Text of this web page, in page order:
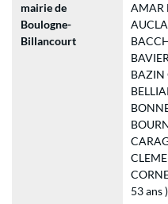
mairie de
Boulogne-
Billancourt
AMAR
BAZIN
53 ans )